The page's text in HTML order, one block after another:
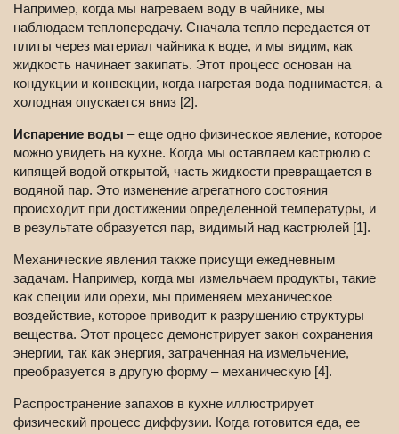
Например, когда мы нагреваем воду в чайнике, мы
наблюдаем теплопередачу. Сначала тепло передается от
плиты через материал чайника к воде, и мы видим, как
жидкость начинает закипать. Этот процесс основан на
кондукции и конвекции, когда нагретая вода поднимается, а
холодная опускается вниз [2].
Испарение воды – еще одно физическое явление, которое
можно увидеть на кухне. Когда мы оставляем кастрюлю с
кипящей водой открытой, часть жидкости превращается в
водяной пар. Это изменение агрегатного состояния
происходит при достижении определенной температуры, и
в результате образуется пар, видимый над кастрюлей [1].
Механические явления также присущи ежедневным
задачам. Например, когда мы измельчаем продукты, такие
как специи или орехи, мы применяем механическое
воздействие, которое приводит к разрушению структуры
вещества. Этот процесс демонстрирует закон сохранения
энергии, так как энергия, затраченная на измельчение,
преобразуется в другую форму – механическую [4].
Распространение запахов в кухне иллюстрирует
физический процесс диффузии. Когда готовится еда, ее